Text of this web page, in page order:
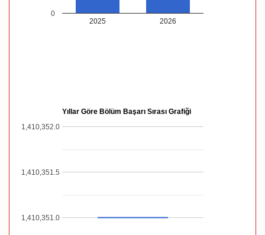
2025 2026
0
Yıllar Göre Bölüm Başarı Sırası Grafiği
1,410,351.0
1,410,351.5
1,410,352.0